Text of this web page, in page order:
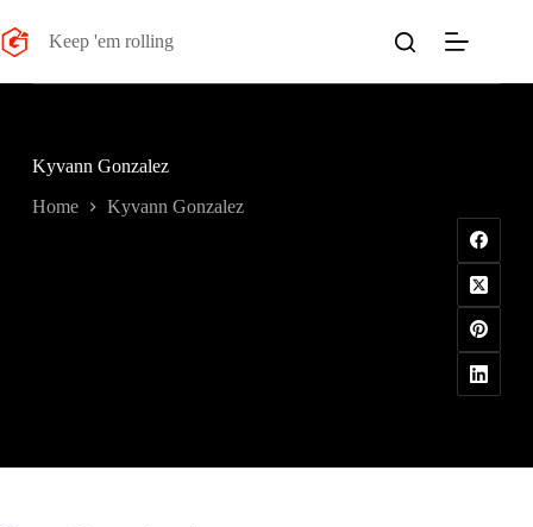
al
contenuto
Keep 'em rolling
Kyvann Gonzalez
Home Kyvann Gonzalez